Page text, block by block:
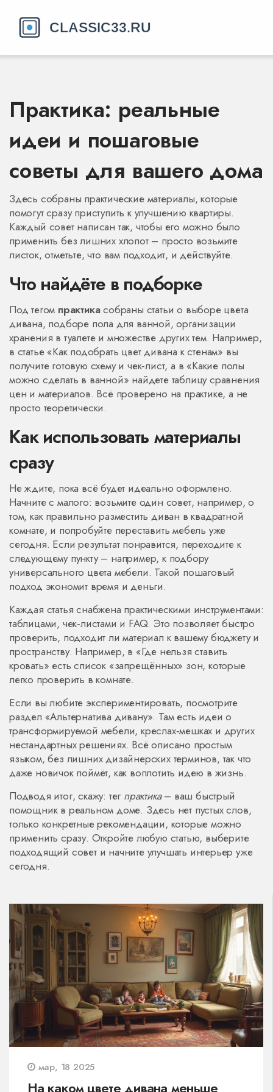
Практика: реальные
идеи и пошаговые
советы для вашего дома
Здесь собраны практические материалы, которые
помогут сразу приступить к улучшению квартиры.
Каждый совет написан так, чтобы его можно было
применить без лишних хлопот – просто возьмите
листок, отметьте, что вам подходит, и действуйте.
Что найдёте в подборке
Под тегом практикасобраны статьи о выборе цвета
дивана, подборе пола для ванной, организации
хранения в туалете и множестве других тем. Например,
в статье «Как подобрать цвет дивана к стенам» вы
получите готовую схему и чек‑лист, а в «Какие полы
можно сделать в ванной» найдете таблицу сравнения
цен и материалов. Всё проверено на практике, а не
просто теоретически.
Как использовать материалы
сразу
Не ждите, пока всё будет идеально оформлено.
Начните с малого: возьмите один совет, например, о
том, как правильно разместить диван в квадратной
комнате, и попробуйте переставить мебель уже
сегодня. Если результат понравится, переходите к
следующему пункту – например, к подбору
универсального цвета мебели. Такой пошаговый
подход экономит время и деньги.
Каждая статья снабжена практическими инструментами:
таблицами, чек‑листами и FAQ. Это позволяет быстро
проверить, подходит ли материал к вашему бюджету и
пространству. Например, в «Где нельзя ставить
кровать» есть список «запрещённых» зон, которые
легко проверить в комнате.
Если вы любите экспериментировать, посмотрите
раздел «Альтернатива дивану». Там есть идеи о
трансформируемой мебели, креслах‑мешках и других
нестандартных решениях. Всё описано простым
языком, без лишних дизайнерских терминов, так что
даже новичок поймёт, как воплотить идею в жизнь.
Подводя итог, скажу: тег практика– ваш быстрый
помощник в реальном доме. Здесь нет пустых слов,
только конкретные рекомендации, которые можно
применить сразу. Откройте любую статью, выберите
подходящий совет и начните улучшать интерьер уже
сегодня.
мар, 18 2025
На каком цвете дивана меньше